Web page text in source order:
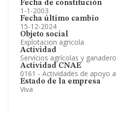
Fecha de constitución
1-1-2003
Fecha último cambio
15-12-2024
Objeto social
Explotacion agricola
Actividad
Servicios agrícolas y
Actividad CNAE
0161 - Actividades de apoyo
Estado de la empresa
Viva